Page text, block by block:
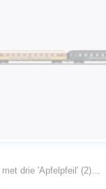
met drie 'Apfelpfeil' (2)…